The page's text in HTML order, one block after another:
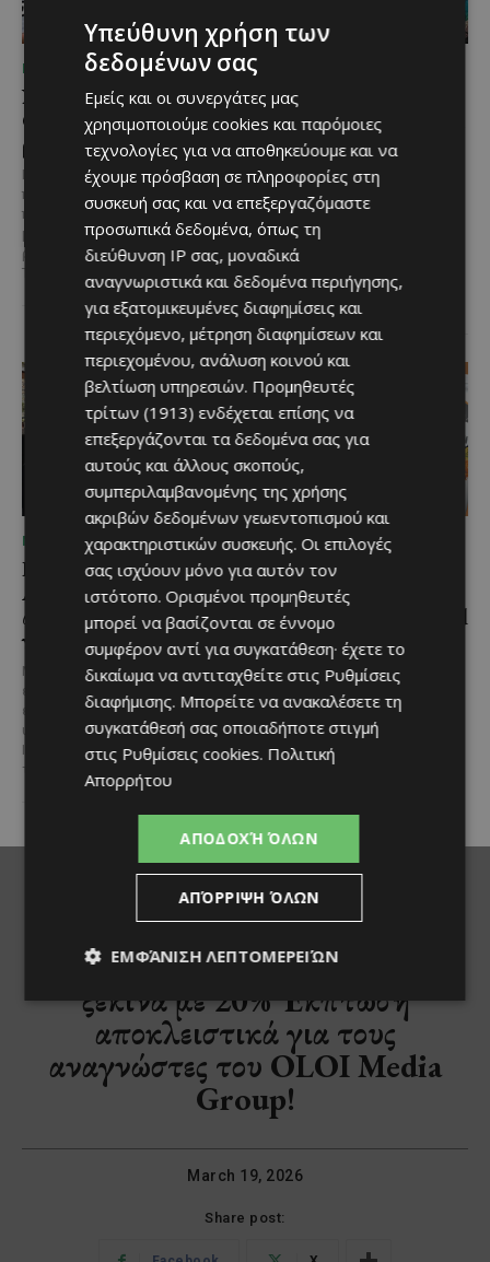
ΠΡΌΣΩΠΑ
Ν.Κιζίλγιουρεκ:
Ουτοπιστής και
ρεαλιστής μαζί
Νιαζί Κιζίλγιουρεκ: Λύση και
πολιτική συμφιλίωσης τώρα,
προτού η διχοτόμηση καταστεί
μη αναστρέψιμη «Είμαι
ρεαλιστής και ουτοπιστής μαζί»
Την ανάγκη...
ΜΈΝΟΥΜΕ ΚΎΠΡΟ
Καλοκαίρι στη Λεμεσό:
Θαλάσσια σπορ για όσους
θέλουν κάτι περισσότερο
από μια μέρα στην
παραλία
@menoumekypro Καλοκαίρι στη
Λεμεσό σημαίνει θάλασσα,
δράση και… αδρεναλίνη!
ski, parasailing, SUP, καγιάκ,
wakeboard,...
ΜΈΝΟΥΜΕ ΚΎΠΡΟ
Η αγαπημένη πισίνα του
Αγίου Ιωάννη Πιτσιλιάς
ανοίγει ξανά – Έτοιμη
να υποδεχθεί το κοινό
Μια αγαπημένη καλοκαιρινή
επιλογή στην ορεινή Κύπρο
επιστρέφει ανανεωμένη. Η
υπαίθρια πισίνα στον Άγιο
Ιωάννη Πιτσιλιάς ολοκλήρωσε
τις...
ΜΈΝΟΥΜΕ ΕΝΗΜΕΡΩΜΈΝΟΙ
Η Arla Protein
συνεχίζει να καινοτομεί
με το Arla Protein Food
to Go.
Το πλήρες γεύμα που ακολουθεί
τον ρυθμό της σύγχρονης ζωής.
Οι σύγχρονοι ρυθμοί της ζωής
αλλάζουν τον τρόπο που...
Υπεύθυνη χρήση των
δεδομένων σας
Εμείς και οι συνεργάτες μας
χρησιμοποιούμε cookies και παρόμοιες
τεχνολογίες για να αποθηκεύουμε και να
έχουμε πρόσβαση σε πληροφορίες στη
συσκευή σας και να επεξεργαζόμαστε
προσωπικά δεδομένα, όπως τη
διεύθυνση IP σας, μοναδικά
αναγνωριστικά και δεδομένα περιήγησης,
για εξατομικευμένες διαφημίσεις και
περιεχόμενο, μέτρηση διαφημίσεων και
περιεχομένου, ανάλυση κοινού και
βελτίωση υπηρεσιών. Προμηθευτές
τρίτων (1913) ενδέχεται επίσης να
επεξεργάζονται τα δεδομένα σας για
αυτούς και άλλους σκοπούς,
συμπεριλαμβανομένης της χρήσης
ακριβών δεδομένων γεωεντοπισμού και
χαρακτηριστικών συσκευής. Οι επιλογές
σας ισχύουν μόνο για αυτόν τον
ιστότοπο. Ορισμένοι προμηθευτές
μπορεί να βασίζονται σε έννομο
συμφέρον αντί για συγκατάθεση· έχετε το
δικαίωμα να αντιταχθείτε στις Ρυθμίσεις
διαφήμισης. Μπορείτε να ανακαλέσετε τη
συγκατάθεσή σας οποιαδήποτε στιγμή
στις Ρυθμίσεις cookies. Πολιτική
Απορρήτου
ΑΠΟΔΟΧΉ ΌΛΩΝ
ΑΠΌΡΡΙΨΗ ΌΛΩΝ
ΕΜΦΆΝΙΣΗ ΛΕΠΤΟΜΕΡΕΙΏΝ